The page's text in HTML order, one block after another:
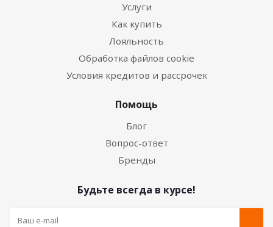
Услуги
Как купить
Лояльность
Обработка файлов cookie
Условия кредитов и рассрочек
Помощь
Блог
Вопрос-ответ
Бренды
Будьте всегда в курсе!